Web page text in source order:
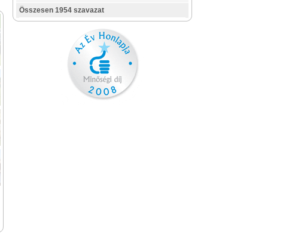
Összesen 1954 szavazat